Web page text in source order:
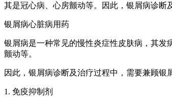
其是冠心病、心房颤动等。因此，银屑病诊断
银屑病心脏病用药
银屑病是一种常见的慢性炎症性皮肤病，其
颤动等。
因此，银屑病诊断及治疗过程中，需要兼顾
1. 免疫抑制剂